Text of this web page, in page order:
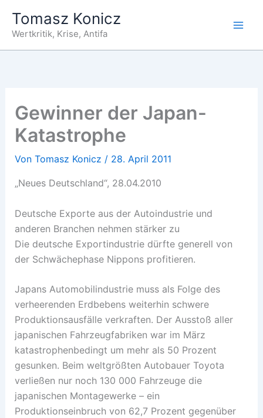
Inhalt
springen
Tomasz Konicz
Wertkritik, Krise, Antifa
Gewinner der Japan-
Katastrophe
Von Tomasz Konicz / 28. April 2011
„Neues Deutschland“, 28.04.2010
Deutsche Exporte aus der Autoindustrie und
anderen Branchen nehmen stärker zu
Die deutsche Exportindustrie dürfte generell von
der Schwächephase Nippons profitieren.
Japans Automobilindustrie muss als Folge des
verheerenden Erdbebens weiterhin schwere
Produktionsausfälle verkraften. Der Ausstoß aller
japanischen Fahrzeugfabriken war im März
katastrophenbedingt um mehr als 50 Prozent
gesunken. Beim weltgrößten Autobauer Toyota
verließen nur noch 130 000 Fahrzeuge die
japanischen Montagewerke – ein
Produktionseinbruch von 62,7 Prozent gegenüber